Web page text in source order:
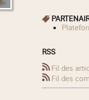
RSS
Fil des
Fil des